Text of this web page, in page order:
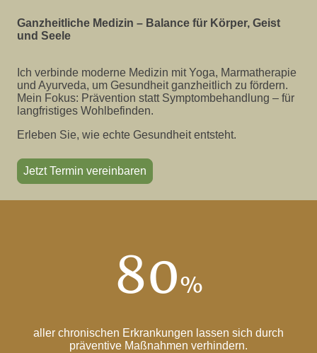
Ganzheitliche Medizin – Balance für Körper, Geist
und Seele
Ich verbinde moderne Medizin mit Yoga, Marmatherapie
und Ayurveda, um Gesundheit ganzheitlich zu fördern.
Mein Fokus: Prävention statt Symptombehandlung – für
langfristiges Wohlbefinden.
Erleben Sie, wie echte Gesundheit entsteht.
Jetzt Termin vereinbaren
80%
aller chronischen Erkrankungen lassen sich durch
präventive Maßnahmen verhindern.